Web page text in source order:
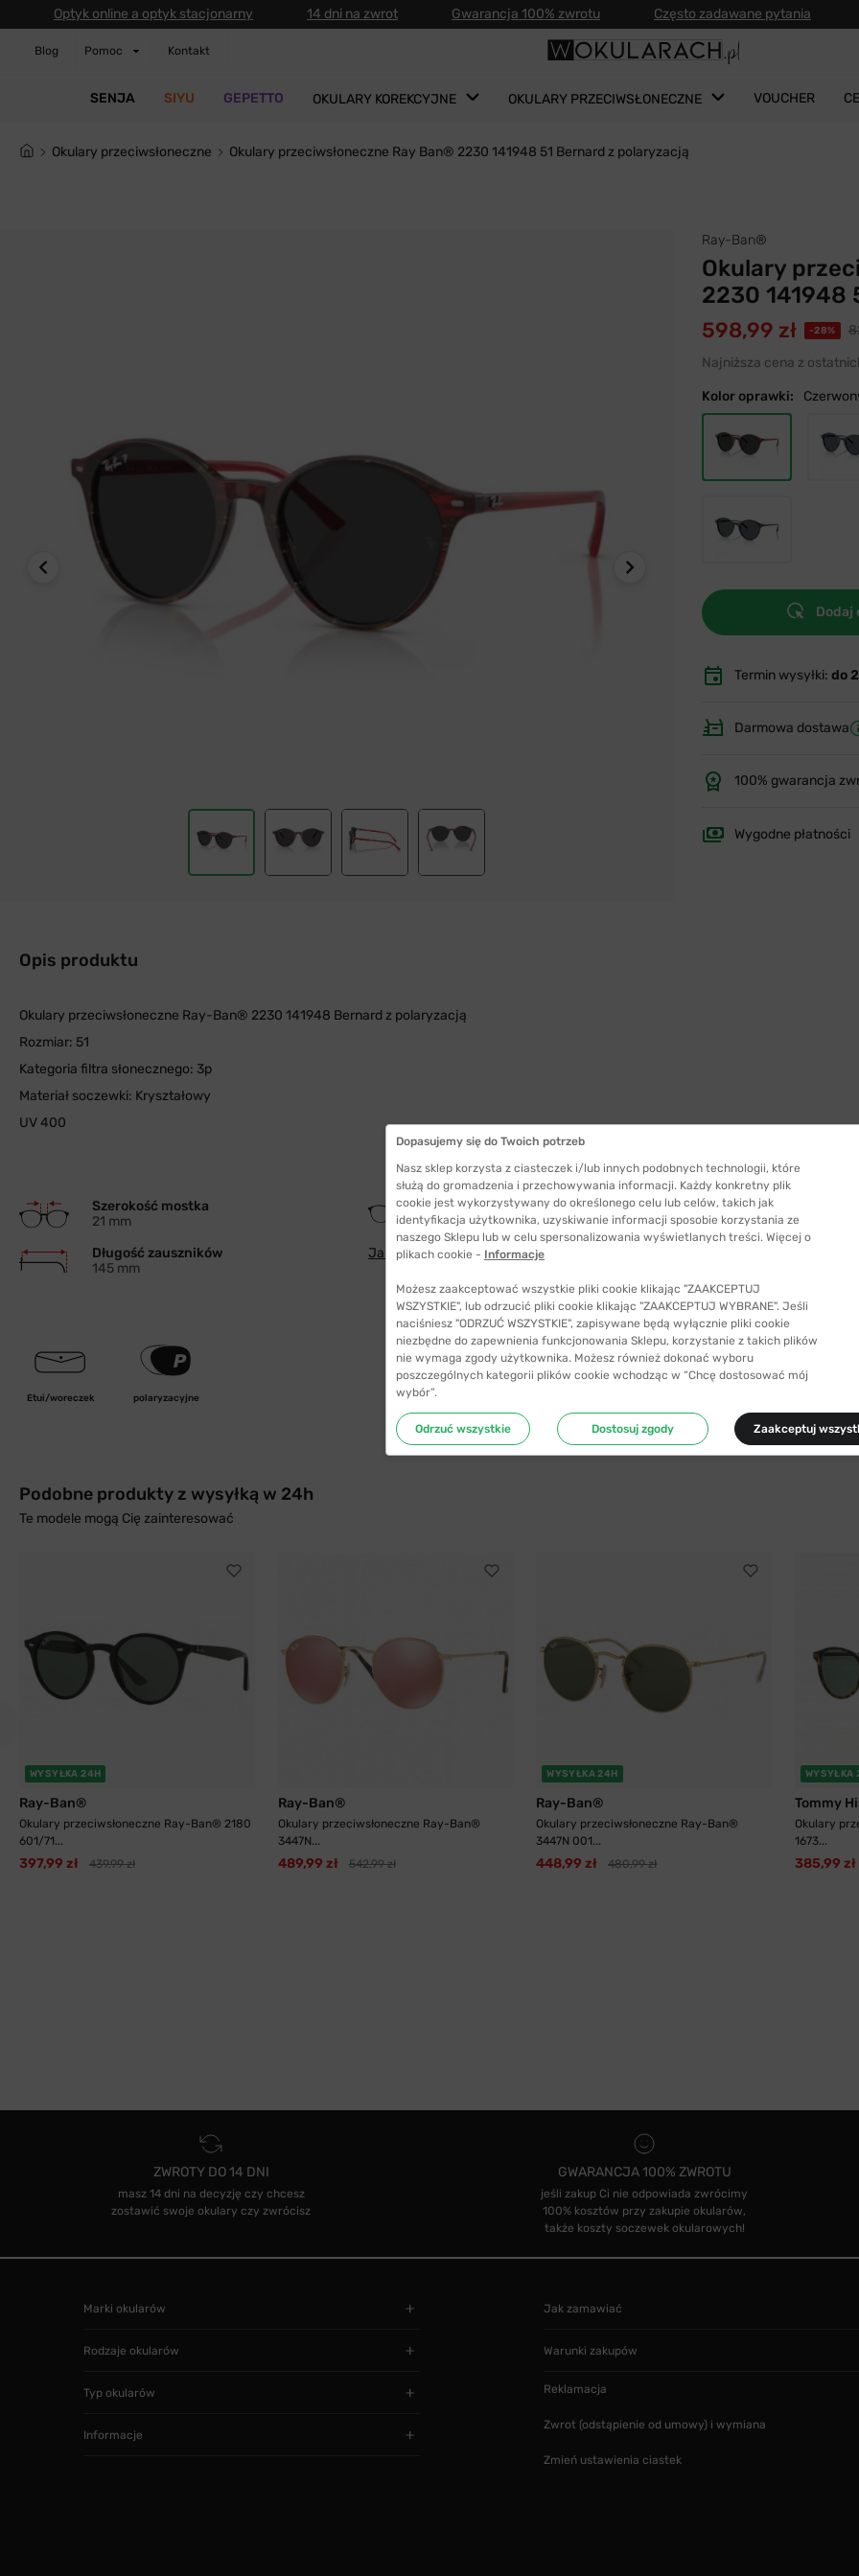
Optyk online a optyk stacjonarny 14 dni na zwrot Gwarancja 100% zwrotu Często zadawane pytania
Blog Pomoc Kontakt
SENJA SIYU GEPETTO OKULARY KOREKCYJNE OKULARY PRZECIWSŁONECZNE VOUCHER
Okulary przeciwsłoneczne Okulary przeciwsłoneczne Ray Ban® 2230 141948 51 Bernard z polaryzacją
Ray-Ban®
Okulary
2230 141948
598,99 zł -28%
Najniższa cena z
Kolor oprawki:
Dodaj
Termin wysyłki: do
Darmowa dostawa
100% gwarancja
Wygodne płatności
Opis produktu
Okulary przeciwsłoneczne Ray-Ban® 2230 141948 Bernard z polaryzacją
Rozmiar: 51
Kategoria filtra słonecznego: 3p
Materiał soczewki: Kryształowy
UV 400
Szerokość mostka
21 mm
Szerokość szkła
51 mm
Długość zauszników
145 mm
Jak wybrać odpowiedni rozmiar
Etui/woreczek polaryzacyjne
Podobne produkty z wysyłką w 24h
Te modele mogą Cię zainteresować
WYSYŁKA 24H
Ray-Ban®
Okulary przeciwsłoneczne Ray-Ban® 2180
601/71...
397,99 zł 439,99 zł
Ray-Ban®
Okulary przeciwsłoneczne Ray-Ban®
3447N...
489,99 zł 542,99 zł
WYSYŁKA 24H
Ray-Ban®
Okulary przeciwsłoneczne Ray-Ban®
3447N 001...
448,99 zł 480,99 zł
WYSYŁKA
Tommy
Okulary
1673...
385,99 zł
ZWROTY DO 14 DNI
masz 14 dni na decyzję czy chcesz
zostawić swoje okulary czy zwrócisz
GWARANCJA 100% ZWROTU
jeśli zakup Ci nie odpowiada zwrócimy
100% kosztów przy zakupie okularów,
także koszty soczewek okularowych!
Marki okularów
Rodzaje okularów
Typ okularów
Informacje
Jak zamawiać
Warunki zakupów
Reklamacja
Zwrot (odstąpienie od umowy) i wymiana
Zmień ustawienia ciastek
Dopasujemy się do Twoich potrzeb
Nasz sklep korzysta z ciasteczek i/lub innych podobnych technologii, które
służą do gromadzenia i przechowywania informacji. Każdy konkretny plik
cookie jest wykorzystywany do określonego celu lub celów, takich jak
identyfikacja użytkownika, uzyskiwanie informacji sposobie korzystania ze
naszego Sklepu lub w celu spersonalizowania wyświetlanych treści. Więcej o
plikach cookie - Informacje
Możesz zaakceptować wszystkie pliki cookie klikając "ZAAKCEPTUJ
WSZYSTKIE", lub odrzucić pliki cookie klikając "ZAAKCEPTUJ WYBRANE". Jeśli
naciśniesz "ODRZUĆ WSZYSTKIE", zapisywane będą wyłącznie pliki cookie
niezbędne do zapewnienia funkcjonowania Sklepu, korzystanie z takich plików
nie wymaga zgody użytkownika. Możesz również dokonać wyboru
poszczególnych kategorii plików cookie wchodząc w “Chcę dostosować mój
wybór”.
Odrzuć wszystkie Dostosuj zgody Zaakceptuj